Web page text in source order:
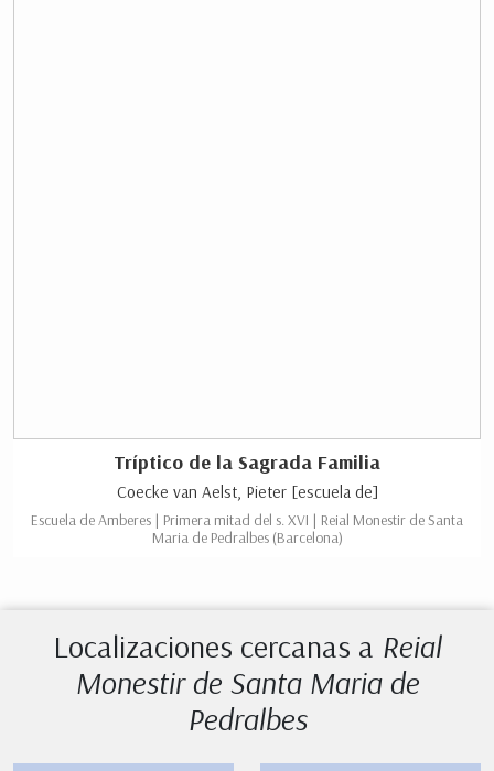
Tríptico de la Sagrada Familia
Coecke van Aelst, Pieter [escuela de]
Escuela de Amberes | Primera mitad del s. XVI | Reial Monestir de Santa
Maria de Pedralbes (Barcelona)
Localizaciones cercanas a Reial
Monestir de Santa Maria de
Pedralbes